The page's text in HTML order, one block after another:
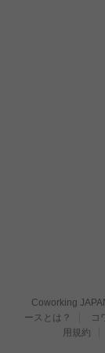
Coworking
ースとは？
コ
用規約